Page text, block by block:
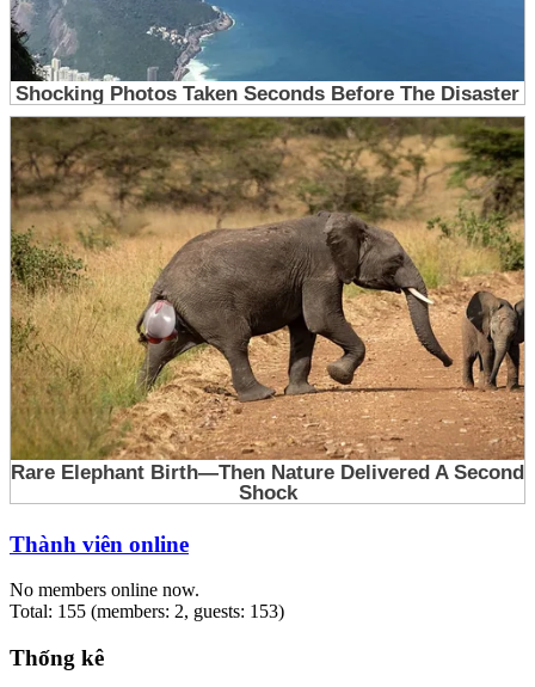
Thành viên online
No members online now.
Total: 155 (members: 2, guests: 153)
Thống kê